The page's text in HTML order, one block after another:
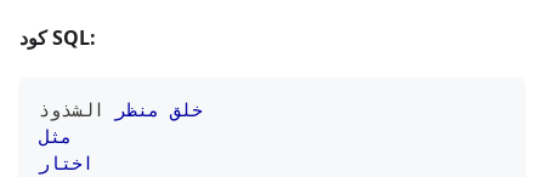
كود SQL:
خلق منظر
الشذوذ
مثل
اختار